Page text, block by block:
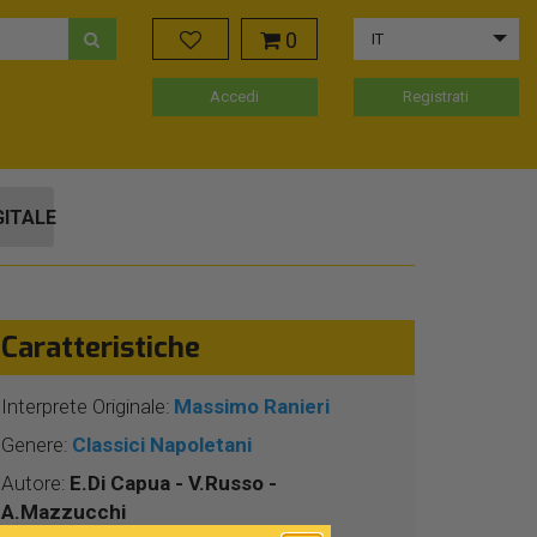
0 IT
Accedi Registrati
Caratteristiche
Interprete Originale: Massimo Ranieri
Genere: Classici Napoletani
Autore: E.Di Capua - V.Russo -
A.Mazzucchi